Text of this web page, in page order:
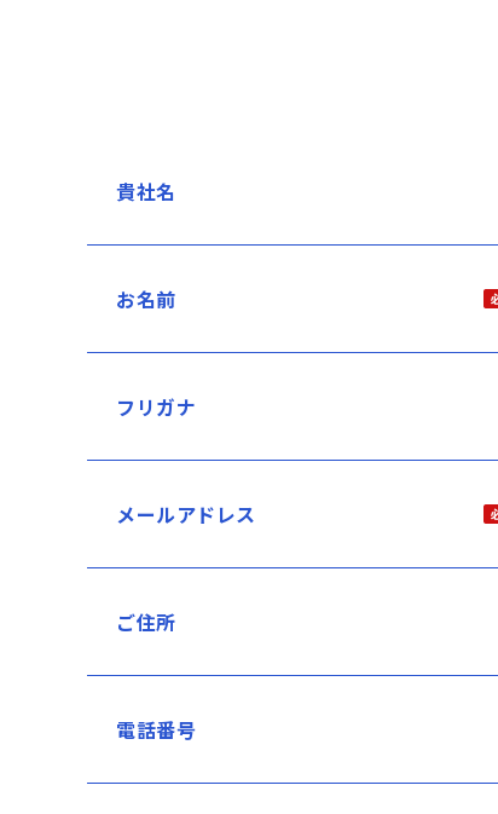
貴社名
お名前
フリガナ
メールアドレス
ご住所
電話番号